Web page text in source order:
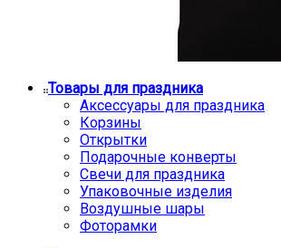
Товары для праздника
Аксессуары для праздника
Корзины
Открытки
Подарочные конверты
Свечи для праздника
Упаковочные изделия
Воздушные шары
Фоторамки